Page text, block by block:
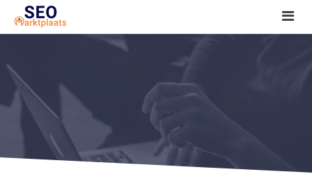
SEO tools reviews
Marketeer bij jou in de buurt?
Offerte
1. Seo voor beginners +
2. Onderzoeken +